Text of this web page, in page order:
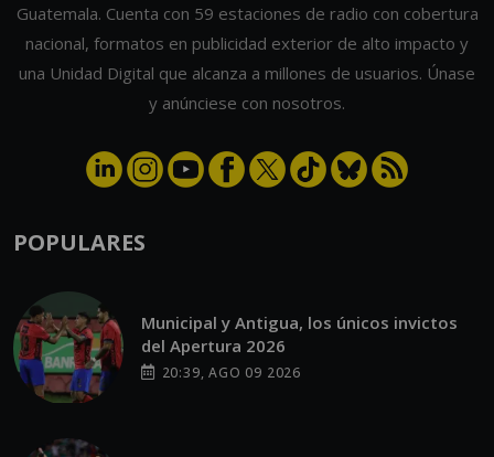
Guatemala. Cuenta con 59 estaciones de radio con cobertura
nacional, formatos en publicidad exterior de alto impacto y
una Unidad Digital que alcanza a millones de usuarios. Únase
y anúnciese con nosotros.
POPULARES
Municipal y Antigua, los únicos invictos
del Apertura 2026
20:39, AGO 09 2026